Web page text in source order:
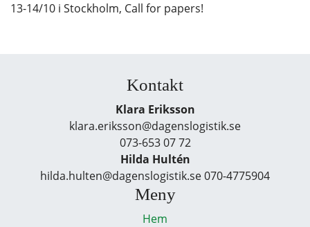
13-14/10 i Stockholm, Call for papers!
Kontakt
Klara Eriksson
klara.eriksson@dagenslogistik.se
073-653 07 72
Hilda Hultén
hilda.hulten@dagenslogistik.se 070-4775904
Meny
Hem